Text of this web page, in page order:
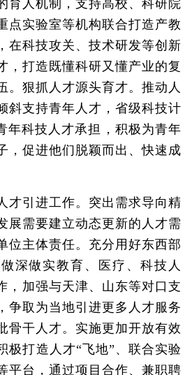
育人机制，支持高校、科研院
点实验室等机构联合打造产教
在科技攻关、技术研发等创新
，打造既懂科研又懂产业的复
。狠抓人才源头育才。推动人
斜支持青年人才，省级科技计
年科技人才承担，积极为青年
，促进他们脱颖而出、快速成
才引进工作。突出需求导向精
展需要建立动态更新的人才需
位主体责任。充分用好东西部
深做实教育、医疗、科技人
，加强与天津、山东等对口支
争取为当地引进更多人才服务
骨干人才。实施更加开放有效
极打造人才“飞地”、联合实验
平台，通过项目合作、兼职聘